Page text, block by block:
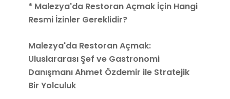
* Malezya'da Restoran Açmak İçin Hangi
Resmi İzinler Gereklidir?
Malezya'da Restoran Açmak:
Uluslararası Şef ve Gastronomi
Danışmanı Ahmet Özdemir ile Stratejik
Bir Yolculuk